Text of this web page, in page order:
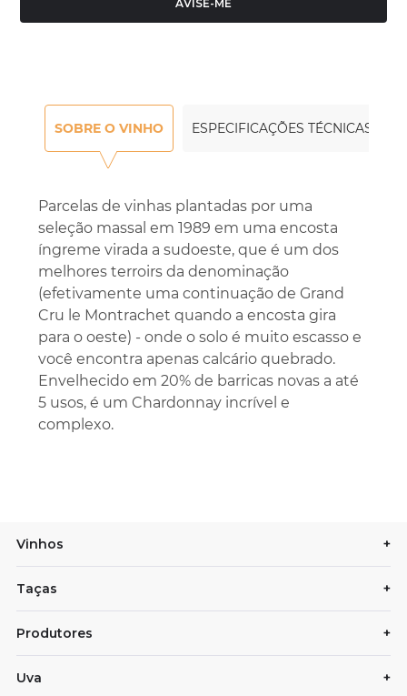
AVISE-ME
SOBRE O VINHO ESPECIFICAÇÕES TÉCNICAS
Parcelas de vinhas plantadas por uma
seleção massal em 1989 em uma encosta
íngreme virada a sudoeste, que é um dos
melhores terroirs da denominação
(efetivamente uma continuação de Grand
Cru le Montrachet quando a encosta gira
para o oeste) - onde o solo é muito escasso e
você encontra apenas calcário quebrado.
Envelhecido em 20% de barricas novas a até
5 usos, é um Chardonnay incrível e
complexo.
Vinhos +
Taças +
Produtores +
Uva +